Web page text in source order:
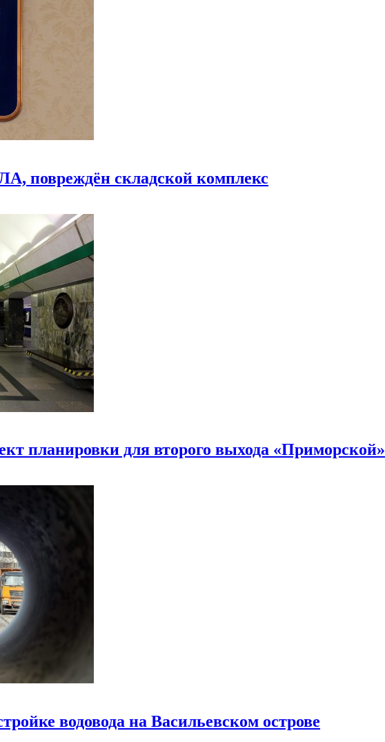
повреждён складской комплекс
планировки для второго выхода «Приморской»
водовода на Васильевском острове